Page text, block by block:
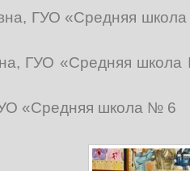
ГУО «Средняя
ГУО «Средняя
«Средняя школа № 6